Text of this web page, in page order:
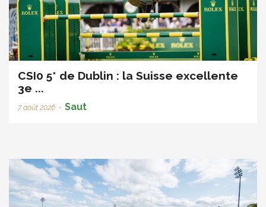
CSI0 5* de Dublin : la Suisse excellente
3e ...
7 août 2026 • Saut